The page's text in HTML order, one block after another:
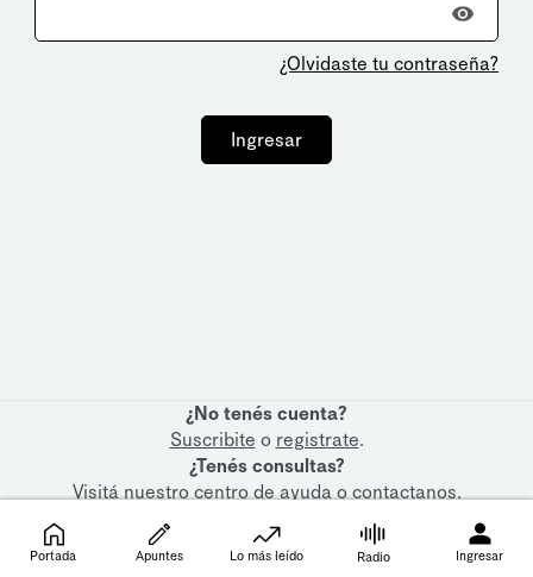
¿Olvidaste tu contraseña?
Ingresar
¿No tenés cuenta?
Suscribite o registrate.
¿Tenés consultas?
Visitá nuestrocentro de ayudaocontactanos.
Portada Apuntes Lo más leído Radio Ingresar